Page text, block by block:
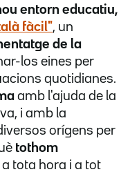
entorn educatiu,
fàcil", un
de la
los eines per
quotidianes.
amb l'ajuda de la
i amb la
orígens per
tothom
a tota hora i a tot